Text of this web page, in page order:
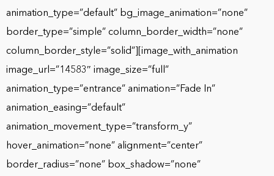
animation_type=”default” bg_image_animation=”none”
border_type=”simple” column_border_width=”none”
column_border_style=”solid”][image_with_animation
image_url=”14583″ image_size=”full”
animation_type=”entrance” animation=”Fade In”
animation_easing=”default”
animation_movement_type=”transform_y”
hover_animation=”none” alignment=”center”
border_radius=”none” box_shadow=”none”